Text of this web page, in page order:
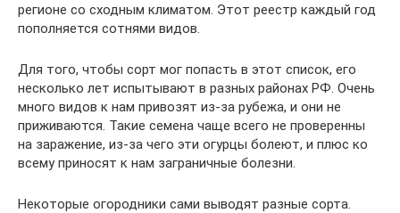
регионе со сходным климатом. Этот реестр каждый год
пополняется сотнями видов.
Для того, чтобы сорт мог попасть в этот список, его
несколько лет испытывают в разных районах РФ. Очень
много видов к нам привозят из-за рубежа, и они не
приживаются. Такие семена чаще всего не проверенны
на заражение, из-за чего эти огурцы болеют, и плюс ко
всему приносят к нам заграничные болезни.
Некоторые огородники сами выводят разные сорта.